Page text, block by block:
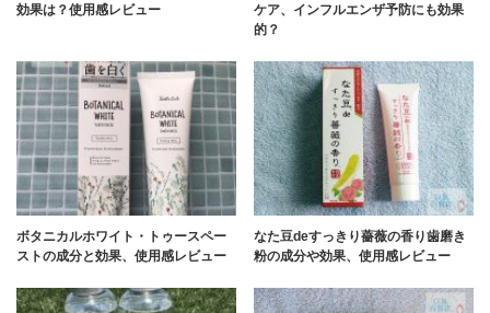
効果は？使用感レビュー
ケア、インフルエンザ予防にも効果
的？
ボタニカルホワイト・トゥースペー
ストの成分と効果、使用感レビュー
なた豆deすっきり薔薇の香り歯磨き
粉の成分や効果、使用感レビュー